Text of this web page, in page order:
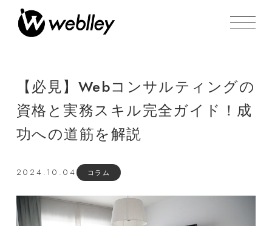
【必見】Webコンサルティングの
資格と実務スキル完全ガイド！成
功への道筋を解説
2024.10.04 コラム